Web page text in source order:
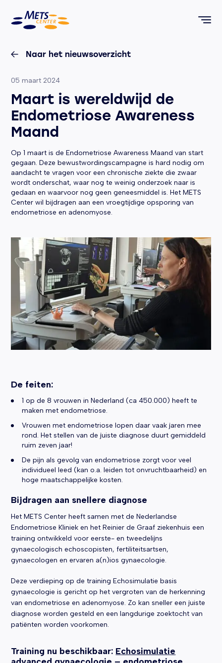
METS Center, terug naar de homepagina
Naar het nieuwsoverzicht
Geplaatst op:
05 maart 2024
Maart is wereldwijd de
Endometriose Awareness
Maand
Op 1 maart is de Endometriose Awareness Maand van start
gegaan. Deze bewustwordingscampagne is hard nodig om
aandacht te vragen voor een chronische ziekte die zwaar
wordt onderschat, waar nog te weinig onderzoek naar is
gedaan en waarvoor nog geen geneesmiddel is. Het METS
Center wil bijdragen aan een vroegtijdige opsporing van
endometriose en adenomyose.
De feiten:
1 op de 8 vrouwen in Nederland (ca 450.000) heeft te
maken met endometriose.
Vrouwen met endometriose lopen daar vaak jaren mee
rond. Het stellen van de juiste diagnose duurt gemiddeld
ruim zeven jaar!
De pijn als gevolg van endometriose zorgt voor veel
individueel leed (kan o.a. leiden tot onvruchtbaarheid) en
hoge maatschappelijke kosten.
Bijdragen aan snellere diagnose
Het METS Center heeft samen met de Nederlandse
Endometriose Kliniek en het Reinier de Graaf ziekenhuis een
training ontwikkeld voor eerste- en tweedelijns
gynaecologisch echoscopisten, fertiliteitsartsen,
gynaecologen en ervaren a(n)ios gynaecologie.
Deze verdieping op de training Echosimulatie basis
gynaecologie is gericht op het vergroten van de herkenning
van endometriose en adenomyose. Zo kan sneller een juiste
diagnose worden gesteld en een langdurige zoektocht van
patiënten worden voorkomen.
Training nu beschikbaar: Echosimulatie